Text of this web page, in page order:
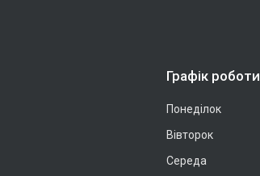
Графік роботи
Понеділок
Вівторок
Середа